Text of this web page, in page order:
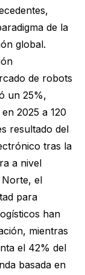
de la
global.
de robots
un 25%,
2025 a 120
resultado del
tras la
a nivel
Norte, el
para
han
mientras
el 42% del
basada en